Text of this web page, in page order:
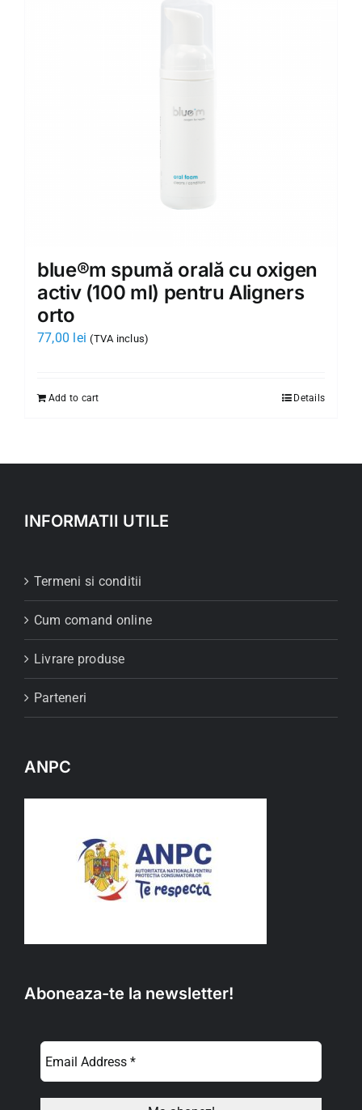
blue®m spumă orală cu oxigen
activ (100 ml) pentru Aligners
orto
77,00 lei (TVA inclus)
Add to cart Details
INFORMATII UTILE
Termeni si conditii
Cum comand online
Livrare produse
Parteneri
ANPC
Aboneaza-te la newsletter!